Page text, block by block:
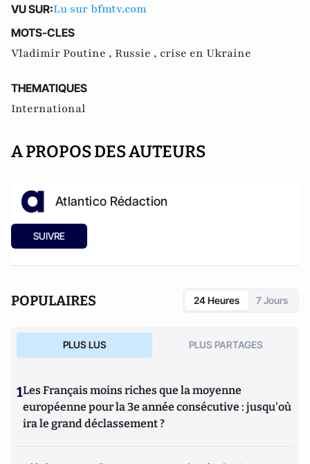
VU SUR:Lu sur bfmtv.com
MOTS-CLES
Vladimir Poutine , Russie , crise en Ukraine
THEMATIQUES
International
A PROPOS DES AUTEURS
Atlantico Rédaction
SUIVRE
POPULAIRES 24 Heures 7 Jours
PLUS LUS PLUS PARTAGES
1Les Français moins riches que la moyenne
européenne pour la 3e année consécutive : jusqu'où
ira le grand déclassement ?